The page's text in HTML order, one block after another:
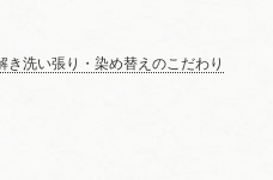
き洗い張り・染め替えのこだわり